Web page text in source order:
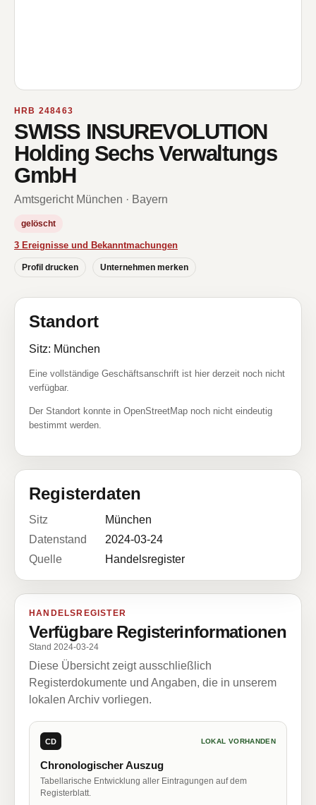
HRB 248463
SWISS INSUREVOLUTION
Holding Sechs Verwaltungs
GmbH
Amtsgericht München · Bayern
gelöscht
3 Ereignisse und Bekanntmachungen
Profil drucken Unternehmen merken
Standort
Sitz: München
Eine vollständige Geschäftsanschrift ist hier derzeit noch nicht
verfügbar.
Der Standort konnte in OpenStreetMap noch nicht eindeutig
bestimmt werden.
Registerdaten
Sitz
München
Datenstand
2024-03-24
Quelle
Handelsregister
HANDELSREGISTER
Verfügbare Registerinformationen
Stand 2024-03-24
Diese Übersicht zeigt ausschließlich
Registerdokumente und Angaben, die in unserem
lokalen Archiv vorliegen.
CD LOKAL VORHANDEN
Chronologischer Auszug
Tabellarische Entwicklung aller Eintragungen auf dem
Registerblatt.